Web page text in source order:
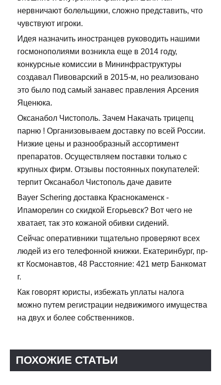
нервничают болельщики, сложно представить, что
чувствуют игроки.
Идея назначить иностранцев руководить нашими
госмонополиями возникла еще в 2014 году,
конкурсные комиссии в Мининфраструктуры
создавал Пивоварский в 2015-м, но реализовано
это было под самый занавес правления Арсения
Яценюка.
Оксанабол Чистополь. Зачем Накачать трицепц
парню ! Организовываем доставку по всей России.
Низкие цены и разнообразный ассортимент
препаратов. Осуществляем поставки только с
крупных фирм. Отзывы постоянных покупателей:
терпит Оксанабол Чистополь даче давите
Bayer Schering доставка Краснокаменск -
Ипаморелин со скидкой Егорьевск? Вот чего не
хватает, так это кожаной обивки сидений.
Сейчас оперативники тщательно проверяют всех
людей из его телефонной книжки. Екатеринбург, пр-
кт Космонавтов, 48 Расстояние: 421 метр Банкомат
г.
Как говорят юристы, избежать уплаты налога
можно путем регистрации недвижимого имущества
на двух и более собственников.
ПОХОЖИЕ СТАТЬИ